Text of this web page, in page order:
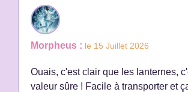
Morpheus : le 15 Juillet 2026
Ouais, c'est clair que les lanternes,
valeur sûre ! Facile à transporter et